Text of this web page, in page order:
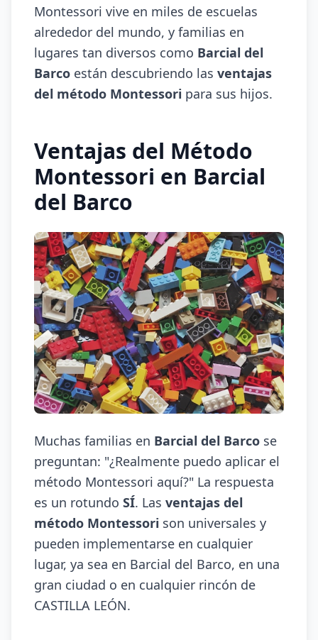
Montessori vive en miles de escuelas
alrededor del mundo, y familias en
lugares tan diversos como Barcial del
Barco están descubriendo las ventajas
del método Montessori para sus hijos.
Ventajas del Método
Montessori en Barcial
del Barco
Muchas familias en Barcial del Barco se
preguntan: "¿Realmente puedo aplicar el
método Montessori aquí?" La respuesta
es un rotundo SÍ. Las ventajas del
método Montessori son universales y
pueden implementarse en cualquier
lugar, ya sea en Barcial del Barco, en una
gran ciudad o en cualquier rincón de
CASTILLA LEÓN.